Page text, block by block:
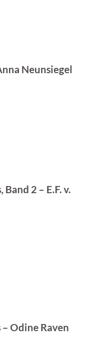
Neunsiegel
2 – E.F. v.
Odine Raven